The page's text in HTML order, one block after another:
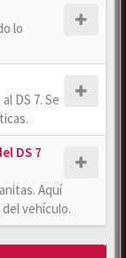
lo
DS 7. Se
DS 7
Aquí
vehículo.